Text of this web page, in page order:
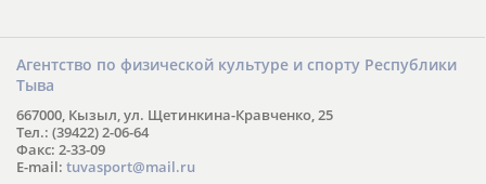
Агентство по физической культуре и спорту Республики
Тыва
667000, Кызыл, ул. Щетинкина-Кравченко, 25
Тел.: (39422) 2-06-64
Факс: 2-33-09
E-mail: tuvasport@mail.ru